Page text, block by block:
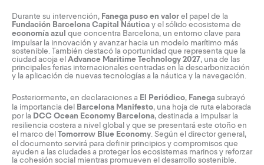
Durante su intervención, Fanega puso en valor el papel de la
Fundación Barcelona Capital Náutica y el sólido ecosistema de
economía azul que concentra Barcelona, un entorno clave para
impulsar la innovación y avanzar hacia un modelo marítimo más
sostenible. También destacó la oportunidad que representa que la
ciudad acoja el Advance Maritime Technology 2027, una de las
principales ferias internacionales centradas en la descarbonización
y la aplicación de nuevas tecnologías a la náutica y la navegación.
Posteriormente, en declaraciones a El Periódico, Fanega subrayó
la importancia del
Barcelona Manifesto, una hoja de ruta elaborada
por la DCC Ocean Economy Barcelona, destinada a impulsar la
resiliencia costera a nivel global y que se presentará este otoño en
el marco del Tomorrow Blue Economy . Según el director general,
el documento servirá para definir principios y compromisos que
ayuden a las ciudades a proteger los ecosistemas marinos y reforzar
la cohesión social mientras promueven el desarrollo sostenible.